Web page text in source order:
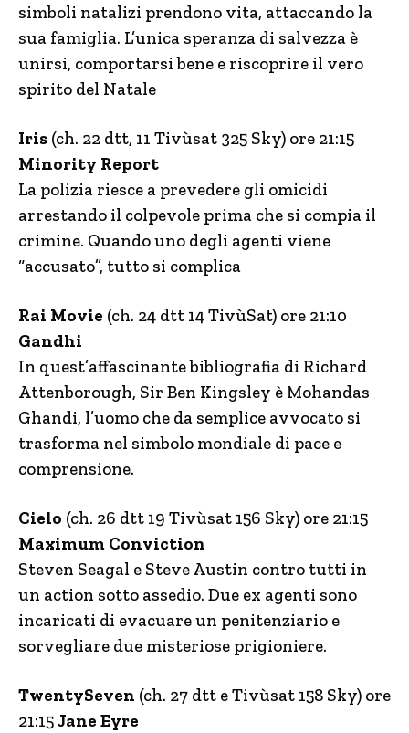
simboli natalizi prendono vita, attaccando la
sua famiglia. L’unica speranza di salvezza è
unirsi, comportarsi bene e riscoprire il vero
spirito del Natale
Iris (ch. 22 dtt, 11 Tivùsat 325 Sky) ore 21:15
Minority Report
La polizia riesce a prevedere gli omicidi
arrestando il colpevole prima che si compia il
crimine. Quando uno degli agenti viene
“accusato”, tutto si complica
Rai Movie (ch. 24 dtt 14 TivùSat) ore 21:10
Gandhi
In quest’affascinante bibliografia di Richard
Attenborough, Sir Ben Kingsley è Mohandas
Ghandi, l’uomo che da semplice avvocato si
trasforma nel simbolo mondiale di pace e
comprensione.
Cielo (ch. 26 dtt 19 Tivùsat 156 Sky) ore 21:15
Maximum Conviction
Steven Seagal e Steve Austin contro tutti in
un action sotto assedio. Due ex agenti sono
incaricati di evacuare un penitenziario e
sorvegliare due misteriose prigioniere.
TwentySeven (ch. 27 dtt e Tivùsat 158 Sky) ore
21:15Jane Eyre